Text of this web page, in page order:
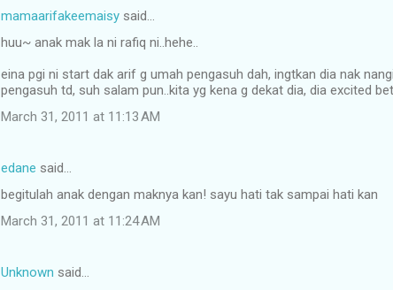
mamaarifakeemaisy said…
huu~ anak mak la ni rafiq ni..hehe..
eina pgi ni start dak arif g umah pengasuh dah, ingtkan dia nak
pengasuh td, suh salam pun..kita yg kena g dekat dia, dia excited
March 31, 2011 at 11:13 AM
edane said…
begitulah anak dengan maknya kan! sayu hati tak sampai hati kan
March 31, 2011 at 11:24 AM
Unknown said…